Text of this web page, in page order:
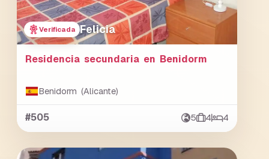
Verificada Felicia
Residencia secundaria en Benidorm
Benidorm (Alicante)
#505 5 4 4